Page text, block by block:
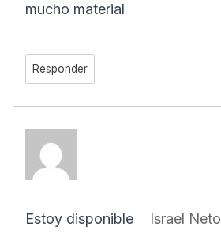
mucho material
Responder
Israel Neto
Estoy disponible